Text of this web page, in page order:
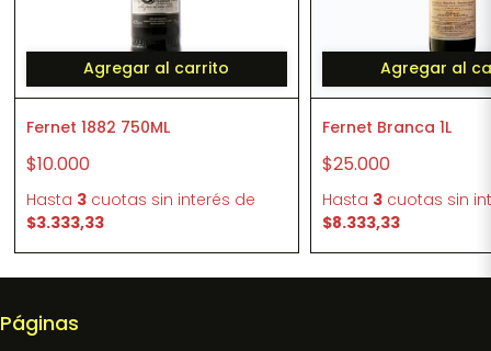
Agregar al carrito
Fernet 1882 750ML
$10.000
Hasta 3cuotas sin interés de
$3.333,33
Agregar al
Fernet Branca 1L
$25.000
Hasta 3 cuotas sin
$8.333,33
Páginas